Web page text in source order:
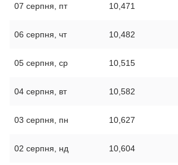
07 серпня, пт 10,471
06 серпня, чт 10,482
05 серпня, ср 10,515
04 серпня, вт 10,582
03 серпня, пн 10,627
02 серпня, нд 10,604